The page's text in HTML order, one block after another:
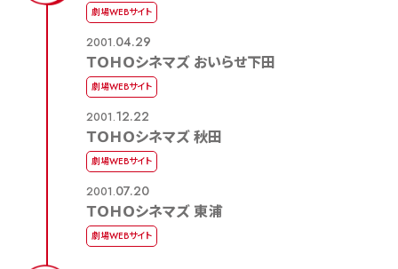
劇場WEBサイト
2001.04.29
ＴＯＨＯシネマズ おいらせ下田
劇場WEBサイト
2001.12.22
ＴＯＨＯシネマズ 秋田
劇場WEBサイト
2001.07.20
ＴＯＨＯシネマズ 東浦
劇場WEBサイト